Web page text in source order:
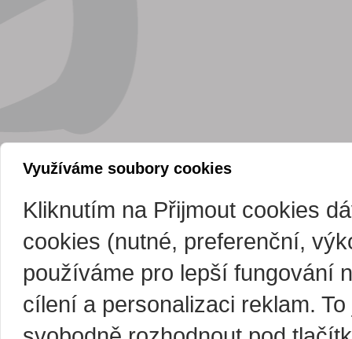
Využíváme soubory cookies
Kliknutím na Přijmout cookies
cookies (nutné, preferenční,
používáme pro lepší fungování
cílení a personalizaci reklam.